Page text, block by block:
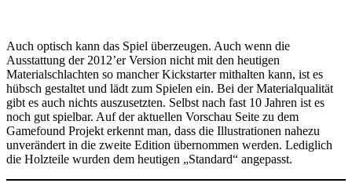
Auch optisch kann das Spiel überzeugen. Auch wenn die
Ausstattung der 2012’er Version nicht mit den heutigen
Materialschlachten so mancher Kickstarter mithalten kann, ist es
hübsch gestaltet und lädt zum Spielen ein. Bei der Materialqualität
gibt es auch nichts auszusetzten. Selbst nach fast 10 Jahren ist es
noch gut spielbar. Auf der aktuellen Vorschau Seite zu dem
Gamefound Projekt erkennt man, dass die Illustrationen nahezu
unverändert in die zweite Edition übernommen werden. Lediglich
die Holzteile wurden dem heutigen „Standard“ angepasst.